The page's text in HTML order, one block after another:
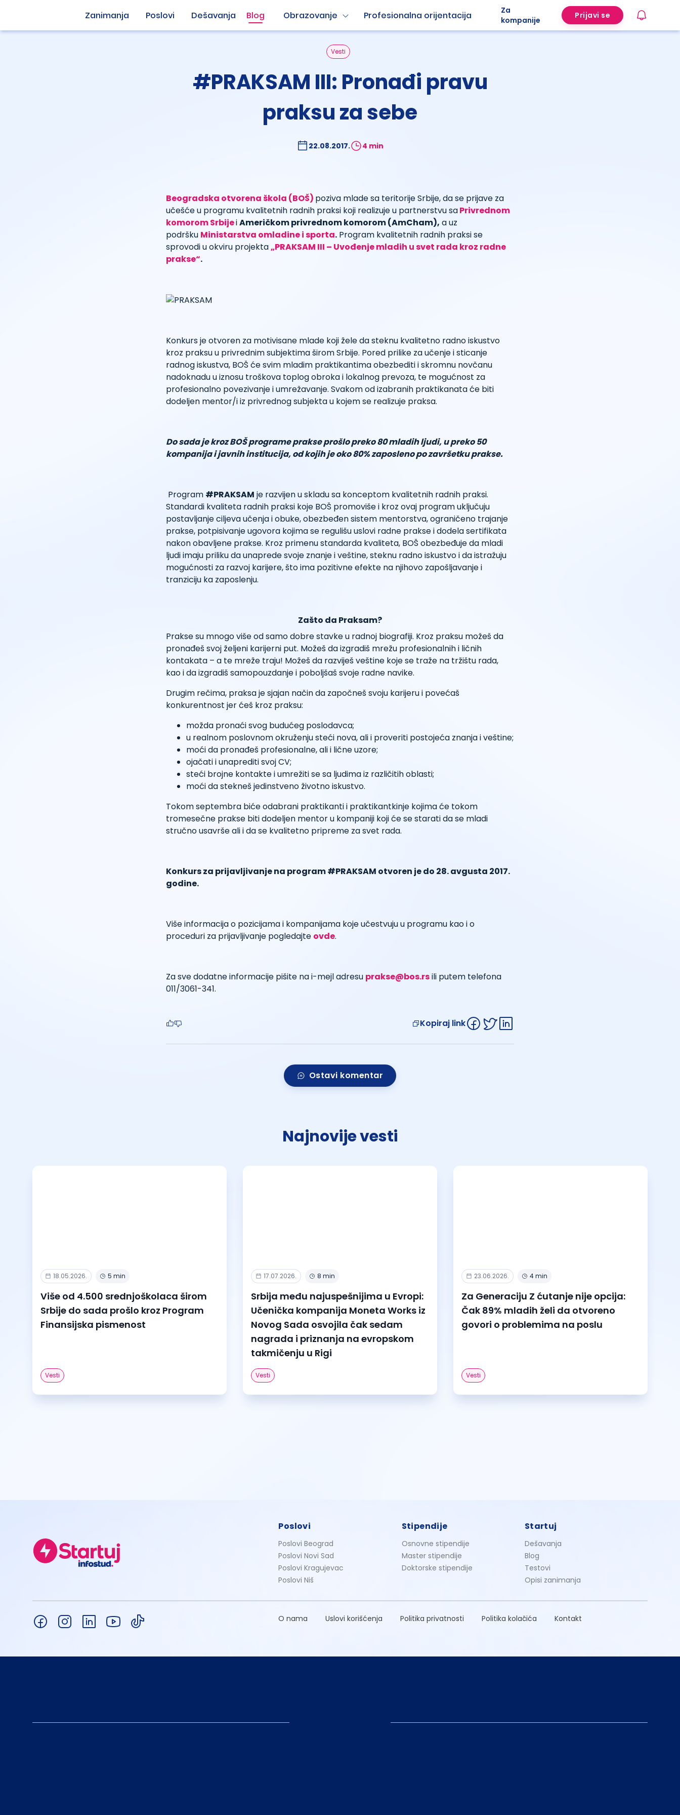
Zanimanja Poslovi Dešavanja Blog Obrazovanje Profesionalna orijentacija
Za
kompanije
Prijavi se
Vesti
#PRAKSAM III: Pronađi pravu
praksu za sebe
22.08.2017. 4 min
Beogradska otvorena škola (BOŠ) poziva mlade sa teritorije Srbije, da se prijave za
učešće u programu kvalitetnih radnih praksi koji realizuje u partnerstvu saPrivrednom
komorom SrbijeiAmeričkom privrednom komorom (AmCham), a uz
podršku Ministarstva omladine i sporta. Program kvalitetnih radnih praksi se
sprovodi u okviru projekta„PRAKSAM III – Uvođenje mladih u svet rada kroz radne
prakse“.
Konkurs je otvoren za motivisane mlade koji žele da steknu kvalitetno radno iskustvo
kroz praksu u privrednim subjektima širom Srbije. Pored prilike za učenje i sticanje
radnog iskustva, BOŠ će svim mladim praktikantima obezbediti i skromnu novčanu
nadoknadu u iznosu troškova toplog obroka i lokalnog prevoza, te mogućnost za
profesionalno povezivanje i umrežavanje. Svakom od izabranih praktikanata će biti
dodeljen mentor/i iz privrednog subjekta u kojem se realizuje praksa.
Do sada je kroz BOŠ programe prakse prošlo preko 80 mladih ljudi, u preko 50
kompanija i javnih institucija, od kojih je oko 80% zaposleno po završetku prakse.
Program #PRAKSAM je razvijen u skladu sa konceptom kvalitetnih radnih praksi.
Standardi kvaliteta radnih praksi koje BOŠ promoviše i kroz ovaj program uključuju
postavljanje ciljeva učenja i obuke, obezbeđen sistem mentorstva, ograničeno trajanje
prakse, potpisivanje ugovora kojima se regulišu uslovi radne prakse i dodela sertifikata
nakon obavljene prakse. Kroz primenu standarda kvaliteta, BOŠ obezbeđuje da mladi
ljudi imaju priliku da unaprede svoje znanje i veštine, steknu radno iskustvo i da istražuju
mogućnosti za razvoj karijere, što ima pozitivne efekte na njihovo zapošljavanje i
tranziciju ka zaposlenju.
Zašto da Praksam?
Prakse su mnogo više od samo dobre stavke u radnoj biografiji. Kroz praksu možeš da
pronađeš svoj željeni karijerni put. Možeš da izgradiš mrežu profesionalnih i ličnih
kontakata – a te mreže traju! Možeš da razviješ veštine koje se traže na tržištu rada,
kao i da izgradiš samopouzdanje i poboljšaš svoje radne navike.
Drugim rečima, praksa je sjajan način da započneš svoju karijeru i povećaš
konkurentnost jer ćeš kroz praksu:
možda pronaći svog budućeg poslodavca;
u realnom poslovnom okruženju steći nova, ali i proveriti postojeća znanja i veštine;
moći da pronađeš profesionalne, ali i lične uzore;
ojačati i unaprediti svoj CV;
steći brojne kontakte i umrežiti se sa ljudima iz različitih oblasti;
moći da stekneš jedinstveno životno iskustvo.
Tokom septembra biće odabrani praktikanti i praktikantkinje kojima će tokom
tromesečne prakse biti dodeljen mentor u kompaniji koji će se starati da se mladi
stručno usavrše ali i da se kvalitetno pripreme za svet rada.
Konkurs za prijavljivanje na program #PRAKSAM otvoren je do 28. avgusta 2017.
godine.
Više informacija o pozicijama i kompanijama koje učestvuju u programu kao i o
proceduri za prijavljivanje pogledajte ovde.
Za sve dodatne informacije pišite na i-mejl adresu prakse@bos.rsili putem telefona
011/3061-341.
Kopiraj link
Ostavi komentar
Najnovije vesti
18.05.2026. 5 min
Više od 4.500 srednjoškolaca širom
Srbije do sada prošlo kroz Program
Finansijska pismenost
Vesti
17.07.2026. 8 min
Srbija među najuspešnijima u Evropi:
Učenička kompanija Moneta Works iz
Novog Sada osvojila čak sedam
nagrada i priznanja na evropskom
takmičenju u Rigi
Vesti
23.06.2026. 4 min
Za Generaciju Z ćutanje nije opcija:
Čak 89% mladih želi da otvoreno
govori o problemima na poslu
Vesti
Poslovi
Poslovi Beograd
Poslovi Novi Sad
Poslovi Kragujevac
Poslovi Niš
Stipendije
Osnovne stipendije
Master stipendije
Doktorske stipendije
Startuj
Dešavanja
Blog
Testovi
Opisi zanimanja
O nama Uslovi korišćenja Politika privatnosti Politika kolačića Kontakt